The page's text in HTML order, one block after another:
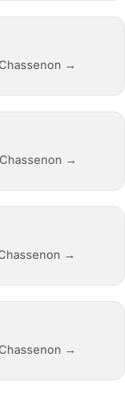
→
→
→
→